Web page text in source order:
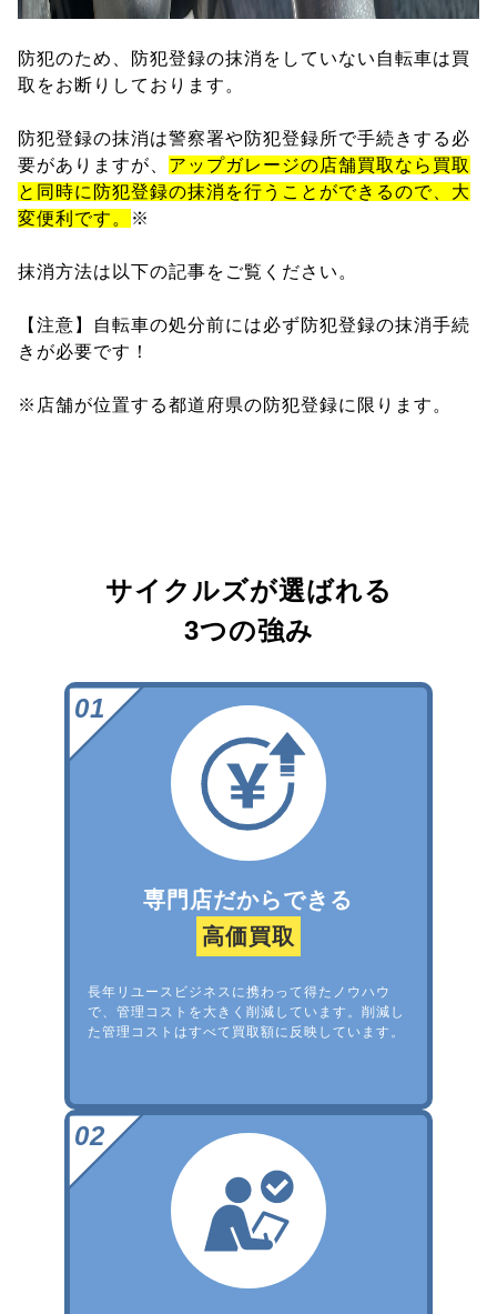
防犯のため、防犯登録の抹消をしていない自転車は買
取をお断りしております。
防犯登録の抹消は警察署や防犯登録所で手続きする必
要がありますが、 アップガレージの店舗買取なら買取
と同時に防犯登録の抹消を行うことができるので、大
変便利です。
※
抹消方法は以下の記事をご覧ください。
【注意】自転車の処分前には必ず防犯登録の抹消手続
きが必要です！
※店舗が位置する都道府県の防犯登録に限ります。
サイクルズが選ばれる
3つの強み
専門店だからできる
高価買取
長年リユースビジネスに携わって得たノウハウ
で、管理コストを大きく削減しています。削減し
た管理コストはすべて買取額に反映しています。